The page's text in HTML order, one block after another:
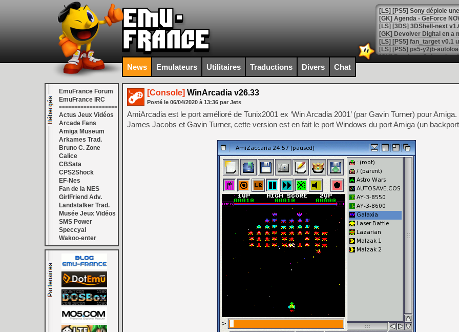
[GK] Agenda - GeForce
[GK] Devolver Digital en a
[LS] [PS5] ps5-y2jb-
[GK] Pourquoi Marvel
[GK] Test : Restory : Chill
[GK] GTA 6 : Rockstar
[GK] Hot Wheels Infinite
[GK] Mémoire cash -
[GK] Résultats Nintendo :
[GK] Déjà des
[Mo5] Brickboy cherche à
[GK] Minecraft et ses «
[GK] Beast of
[GK] Ubisoft : fin de partie
[GK] Mémoire cash -
[GK] Dan Houser (GTA)
[GK] Comment EA Sports
[GK] Crimson Moon : un
[GK] Isle of Reveries : le
[GK] Moonlighter 2 : The
[GK] Capcom relance
[Mo5] Deux inédits du
[GK] Le beat'em up The
[GK] Endless Legend 2 :
[LS] [PS5] Le WebKit
News Emulateurs Utilitaires Traductions Divers Chat
EmuFrance Forum
EmuFrance IRC
===================
Actus Jeux Vidéos
Arcade Fans
Amiga Museum
Arkames Trad.
Bruno C. Zone
Calice
CBSata
CPS2Shock
EF-Nes
Fan de la NES
GirlFriend Adv.
Landstalker Trad.
Musée Jeux Vidéos
SMS Power
Speccyal
Wakoo-enter
[Console] WinArcadia v26.33
Posté le 06/04/2020 à 13:36 par Jets
AmiArcadia est le port amélioré de Tunix2001 ex ‘Win Arcadia 2001’ (par Gavin Turner) pour
James Jacobs et Gavin Turner, cette version est en fait le port Windows du port Amiga (un